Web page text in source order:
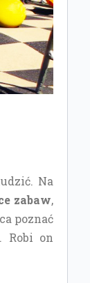
Na
zabaw,
poznać
. Robi on